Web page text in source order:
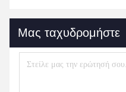
Μας ταχυδρομήστε